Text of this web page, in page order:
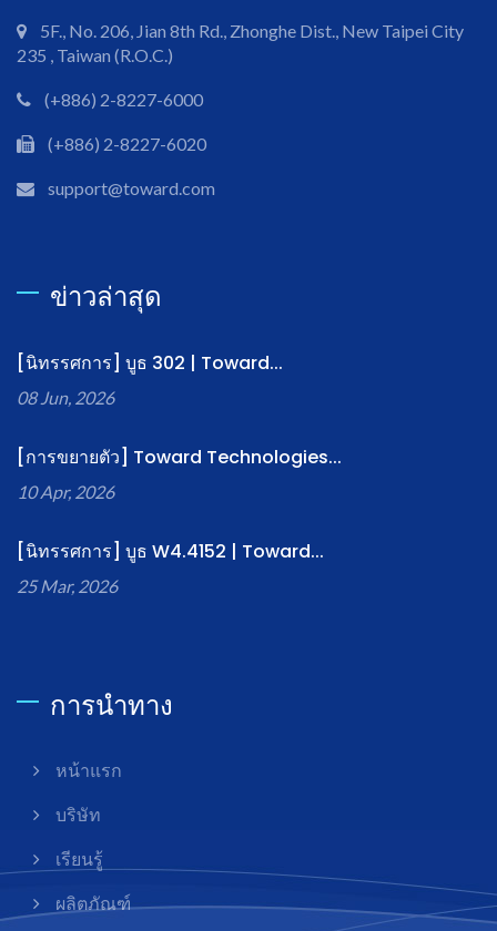
5F., No. 206, Jian 8th Rd., Zhonghe Dist., New Taipei City
235 , Taiwan (R.O.C.)
(+886) 2-8227-6000
(+886) 2-8227-6020
support@toward.com
ข่าวล่าสุด
[นิทรรศการ] บูธ 302 | Toward...
08 Jun, 2026
[การขยายตัว] Toward Technologies...
10 Apr, 2026
[นิทรรศการ] บูธ W4.4152 | Toward...
25 Mar, 2026
การนำทาง
หน้าแรก
บริษัท
เรียนรู้
ผลิตภัณฑ์